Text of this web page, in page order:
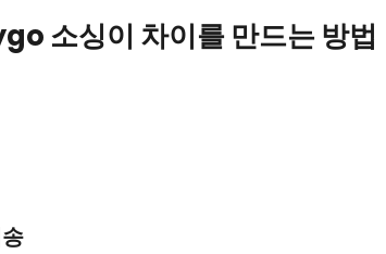
소싱이 차이를 만드는 방법